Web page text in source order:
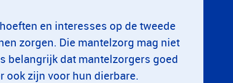
en interesses op de tweede
zorgen. Die mantelzorg mag niet
belangrijk dat mantelzorgers goed
ook zijn voor hun dierbare.